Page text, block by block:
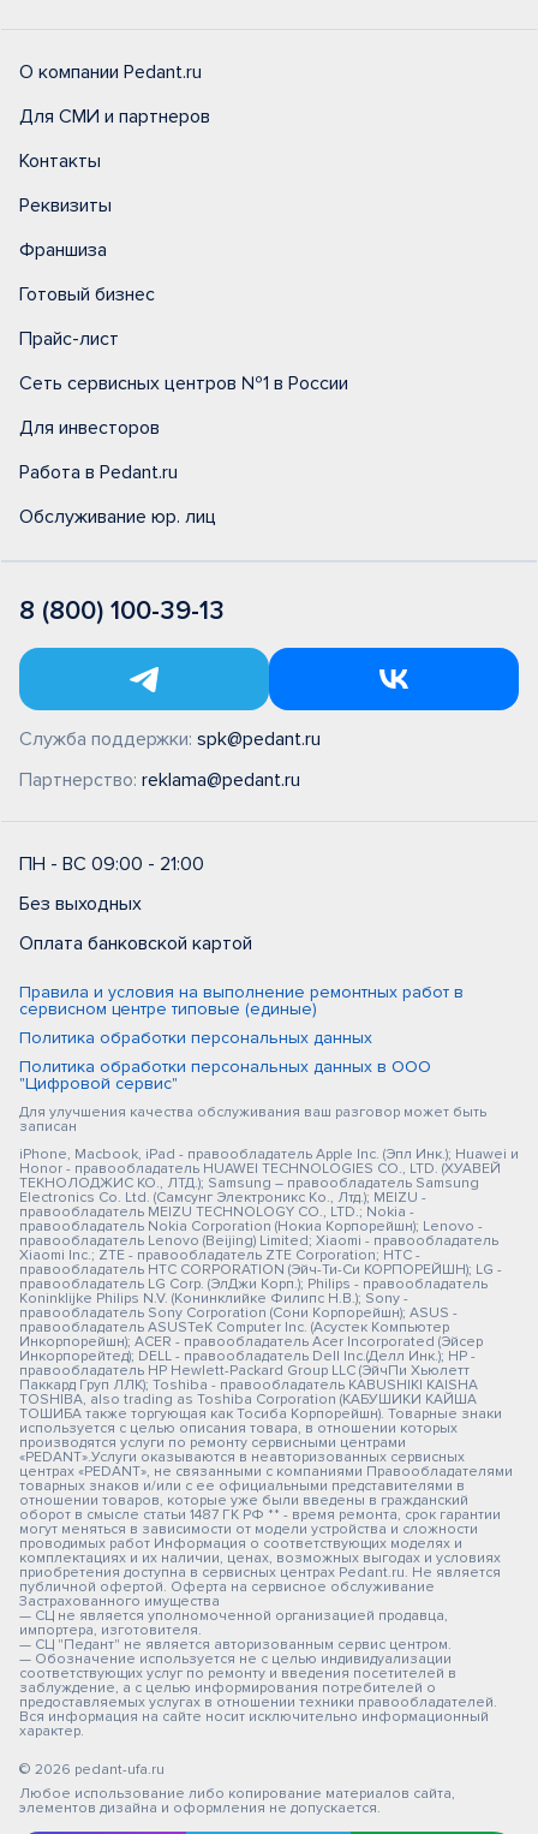
О компании Pedant.ru
Для СМИ и партнеров
Контакты
Реквизиты
Франшиза
Готовый бизнес
Прайс-лист
Сеть сервисных центров №1 в России
Для инвесторов
Работа в Pedant.ru
Обслуживание юр. лиц
8 (800) 100-39-13
Служба поддержки: spk@pedant.ru
Партнерство: reklama@pedant.ru
ПН - ВС 09:00 - 21:00
Без выходных
Оплата банковской картой
Правила и условия на выполнение ремонтных работ в
сервисном центре типовые (единые)
Политика обработки персональных данных
Политика обработки персональных данных в ООО
"Цифровой сервис"
Для улучшения качества обслуживания ваш разговор может быть
записан
iPhone, Macbook, iPad - правообладатель Apple Inc. (Эпл Инк.); Huawei и
Honor - правообладатель HUAWEI TECHNOLOGIES CO., LTD. (ХУАВЕЙ
ТЕКНОЛОДЖИС КО., ЛТД.); Samsung – правообладатель Samsung
Electronics Co. Ltd. (Самсунг Электроникс Ко., Лтд.); MEIZU -
правообладатель MEIZU TECHNOLOGY CO., LTD.; Nokia -
правообладатель Nokia Corporation (Нокиа Корпорейшн); Lenovo -
правообладатель Lenovo (Beijing) Limited; Xiaomi - правообладатель
Xiaomi Inc.; ZTE - правообладатель ZTE Corporation; HTC -
правообладатель HTC CORPORATION (Эйч-Ти-Си КОРПОРЕЙШН); LG -
правообладатель LG Corp. (ЭлДжи Корп.); Philips - правообладатель
Koninklijke Philips N.V. (Конинклийке Филипс Н.В.); Sony -
правообладатель Sony Corporation (Сони Корпорейшн); ASUS -
правообладатель ASUSTeK Computer Inc. (Асустек Компьютер
Инкорпорейшн); ACER - правообладатель Acer Incorporated (Эйсер
Инкорпорейтед); DELL - правообладатель Dell Inc.(Делл Инк.); HP -
правообладатель HP Hewlett-Packard Group LLC (ЭйчПи Хьюлетт
Паккард Груп ЛЛК); Toshiba - правообладатель KABUSHIKI KAISHA
TOSHIBA, also trading as Toshiba Corporation (КАБУШИКИ КАЙША
ТОШИБА также торгующая как Тосиба Корпорейшн). Товарные знаки
используется с целью описания товара, в отношении которых
производятся услуги по ремонту сервисными центрами
«PEDANT».Услуги оказываются в неавторизованных сервисных
центрах «PEDANT», не связанными с компаниями Правообладателями
товарных знаков и/или с ее официальными представителями в
отношении товаров, которые уже были введены в гражданский
оборот в смысле статьи 1487 ГК РФ ** - время ремонта, срок гарантии
могут меняться в зависимости от модели устройства и сложности
проводимых работ Информация о соответствующих моделях и
комплектациях и их наличии, ценах, возможных выгодах и условиях
приобретения доступна в сервисных центрах Pedant.ru. Не является
публичной офертой. Оферта на сервисное обслуживание
Застрахованного имущества
— СЦ не является уполномоченной организацией продавца,
импортера, изготовителя.
— СЦ "Педант" не является авторизованным сервис центром.
— Обозначение используется не с целью индивидуализации
соответствующих услуг по ремонту и введения посетителей в
заблуждение, а с целью информирования потребителей о
предоставляемых услугах в отношении техники правообладателей.
Вся информация на сайте носит исключительно информационный
характер.
© 2026 pedant-ufa.ru
Любое использование либо копирование материалов сайта,
элементов дизайна и оформления не допускается.